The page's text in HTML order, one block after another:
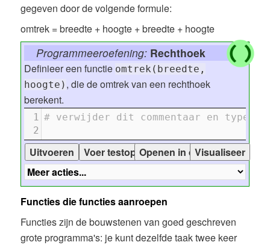
gegeven door de volgende formule:
omtrek = breedte + hoogte + breedte + hoogte
Programmeeroefening: Rechthoek
Definieer een functie omtrek(breedte,
hoogte) , die de omtrek van een rechthoek
berekent.
1 # verwijder dit commentaar en type
2
Functies die functies aanroepen
Functies zijn de bouwstenen van goed geschreven
grote programma's: je kunt dezelfde taak twee keer